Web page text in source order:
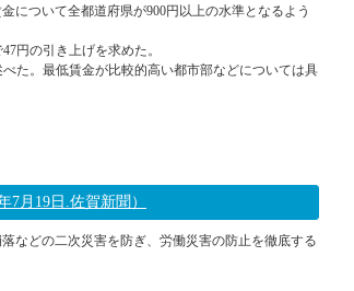
について全都道府県が900円以上の水準となるよう
円の引き上げを求めた。
た。最低賃金が比較的高い都市部などについては具
月19日.佐賀新聞）
などの二次災害を防ぎ、労働災害の防止を徹底する